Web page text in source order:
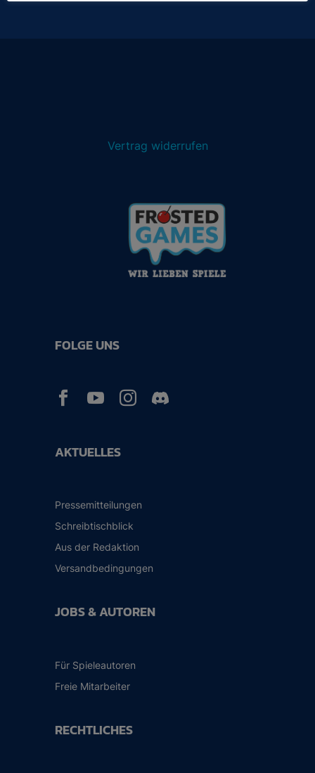
Vertrag widerrufen
AKTUELLES
Pressemitteilungen
Schreibtischblick
Aus der Redaktion
Versandbedingungen
JOBS & AUTOREN
Für Spieleautoren
Freie Mitarbeiter
RECHTLICHES
FOLGE UNS
  